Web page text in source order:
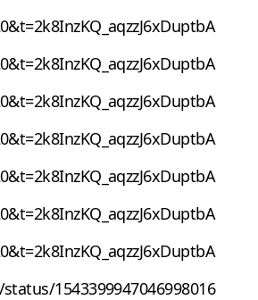
1543399947046998016